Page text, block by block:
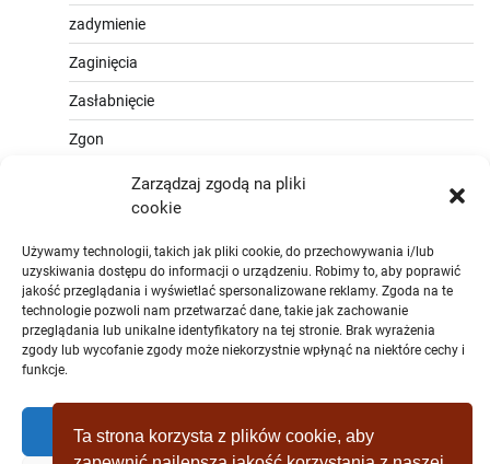
Zarządzaj zgodą na pliki
cookie
Używamy technologii, takich jak pliki cookie, do przechowywania i/lub
uzyskiwania dostępu do informacji o urządzeniu. Robimy to, aby poprawić
jakość przeglądania i wyświetlać spersonalizowane reklamy. Zgoda na te
technologie pozwoli nam przetwarzać dane, takie jak zachowanie
przeglądania lub unikalne identyfikatory na tej stronie. Brak wyrażenia
zgody lub wycofanie zgody może niekorzystnie wpłynąć na niektóre cechy i
funkcje.
Zaakceptować
zadymienie
Zaginięcia
Zasłabnięcie
Zgon
Ta strona korzysta z plików cookie, aby